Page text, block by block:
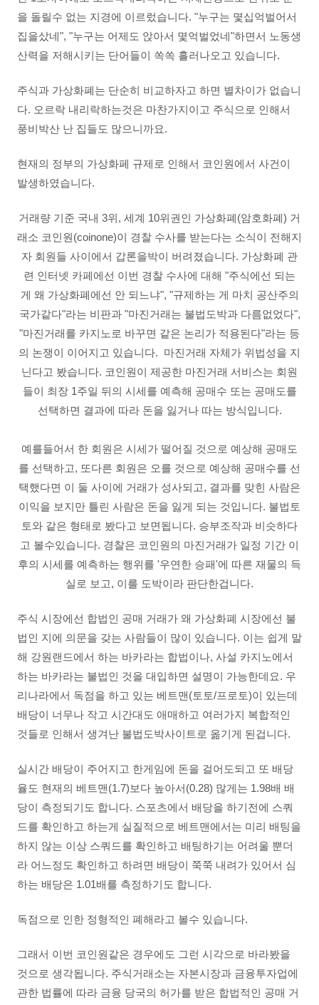
을 돌릴수 없는 지경에 이르렀습니다. "누구는 몇십억벌어서
집을샀네", "누구는 어제도 앉아서 몇억벌었네"하면서 노동생
산력을 저해시키는 단어들이 쏙쏙 흘러나오고 있습니다.
주식과 가상화폐는 단순히 비교하자고 하면 별차이가 없습니
다. 오르락 내리락하는것은 마찬가지이고 주식으로 인해서
풍비박산 난 집들도 많으니까요.
현재의 정부의 가상화페 규제로 인해서 코인원에서 사건이
발생하였습니다.
거래량 기준 국내 3위, 세계 10위권인 가상화폐(암호화폐) 거
래소 코인원(coinone)이 경찰 수사를 받는다는 소식이 전해지
자 회원들 사이에서 갑론을박이 버려졌습니다. 가상화폐 관
련 인터넷 카페에선 이번 경찰 수사에 대해 "주식에선 되는
게 왜 가상화폐에선 안 되느냐", "규제하는 게 마치 공산주의
국가같다"라는 비판과 "마진거래는 불법도박과 다름없었다",
"마진거래를 카지노로 바꾸면 같은 논리가 적용된다"라는 등
의 논쟁이 이어지고 있습니다. 마진거래 자체가 위법성을 지
닌다고 봤습니다. 코인원이 제공한 마진거래 서비스는 회원
들이 최장 1주일 뒤의 시세를 예측해 공매수 또는 공매도를
선택하면 결과에 따라 돈을 잃거나 따는 방식입니다.
예를들어서 한 회원은 시세가 떨어질 것으로 예상해 공매도
를 선택하고, 또다른 회원은 오를 것으로 예상해 공매수를 선
택했다면 이 둘 사이에 거래가 성사되고, 결과를 맞힌 사람은
이익을 보지만 틀린 사람은 돈을 잃게 되는 것입니다. 불법토
토와 같은 형태로 봤다고 보면됩니다. 승부조작과 비슷하다
고 볼수있습니다. 경찰은 코인원의 마진거래가 일정 기간 이
후의 시세를 예측하는 행위를 '우연한 승패'에 따른 재물의 득
실로 보고, 이를 도박이라 판단한겁니다.
주식 시장에선 합법인 공매 거래가 왜 가상화폐 시장에선 불
법인 지에 의문을 갖는 사람들이 많이 있습니다. 이는 쉽게 말
해 강원랜드에서 하는 바카라는 합법이나, 사설 카지노에서
하는 바카라는 불법인 것을 대입하면 설명이 가능한데요. 우
리나라에서 독점을 하고 있는 베트맨(토토/프로토)이 있는데
배당이 너무나 작고 시간대도 애매하고 여러가지 복합적인
것들로 인해서 생겨난 불법도박사이트로 옮기게 된겁니다.
실시간 배당이 주어지고 한게임에 돈을 걸어도되고 또 배당
율도 현재의 베트맨(1.7)보다 높아서(0.28) 많게는 1.98배 배
당이 측정되기도 합니다. 스포츠에서 배당을 하기전에 스쿼
드를 확인하고 하는게 실질적으로 베트맨에서는 미리 배팅을
하지 않는 이상 스쿼드를 확인하고 배팅하기는 어려울 뿐더
라 어느정도 확인하고 하려면 배당이 쭉쭉 내려가 있어서 심
하는 배당은 1.01배를 측정하기도 합니다.
독점으로 인한 정형적인 폐해라고 볼수 있습니다.
그래서 이번 코인원같은 경우에도 그런 시각으로 바라봤을
것으로 생각됩니다. 주식거래소는 자본시장과 금융투자업에
관한 법률에 따라 금융 당국의 허가를 받은 합법적인 공매 거